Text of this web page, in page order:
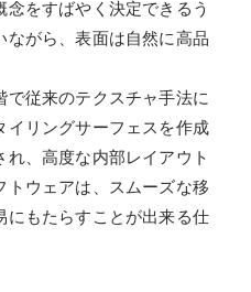
をすばやく決定できるう
ながら、表面は自然に高品
で従来のテクスチャ手法に
イリングサーフェスを作成
、高度な内部レイアウト
トウェアは、スムーズな移
にもたらすことが出来る仕